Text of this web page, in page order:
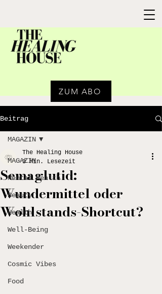
ZUM ABO
Beitrag
MAGAZIN
Mental Health
Beauty
Health
Well-Being
Weekender
Cosmic Vibes
Food
MAGAZIN
Semaglutid:
Wundermittel oder
Wohlstands-Shortcut?
The Healing House
3 Min. Lesezeit